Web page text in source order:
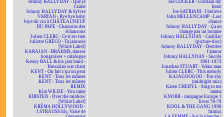
Johnny HALLYDAY - Que je
t'aime
Johnny HALLYDAY & Sylvie
VARTAN - Bye bye baby
Joye du vin à CHÂTEAUNEUF
DU PAPE - Chansons des
échansons
Julien CLERC - Ce n'est rien
Juliette GRÉCO - Ta jalousie
[White Label]
KARAJAN - BRAHMS, danses
hongroises + catalogue
Kenny BALL & his jazz band -
Hawaiian war chant
KENT - On fait c'qu'on peut
KENT - Tous les mômes
KENT - Tous les mômes
REMIX
Kim WILDE - You came
KIRSTEN - Over the rainbow
[White Label]
KRÉMA HOLLYWOOD -
J.STRAUSS fils, Valse de
Joe COCKER - Unchain my
heart
Joe SATRIANI - I believe
John MELLENCAMP - Last
chance
Johnny HALLYDAY - Ça ne
change pas un homme
Johnny HALLYDAY - Cadillac
(picture-disc)
Johnny HALLYDAY - Derrière
l'amour
Johnny HALLYDAY - Succès
1961-1973
Jonathan STUART - Wako man
Julien CLERC - This melody
KAJAGOOGOO - Too shy
(midnight mix)
Karen CHERYL - Sing to me
mama
KNORR - campagne Europe 1
hiver 78-79
KOOL & THE GANG 1990
hitmix